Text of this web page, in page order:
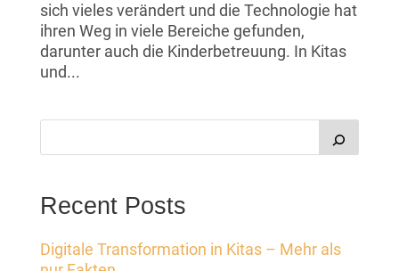
sich vieles verändert und die Technologie hat
ihren Weg in viele Bereiche gefunden,
darunter auch die Kinderbetreuung. In Kitas
und...
Recent Posts
Digitale Transformation in Kitas – Mehr als